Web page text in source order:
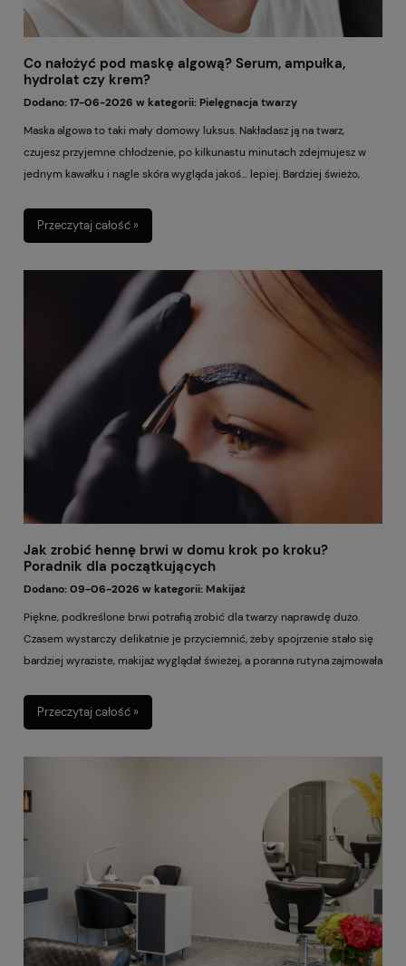
Co nałożyć pod maskę algową? Serum, ampułka,
hydrolat czy krem?
Dodano:17-06-2026 w kategorii: Pielęgnacja twarzy
Maska algowa to taki mały domowy luksus. Nakładasz ją na twarz,
czujesz przyjemne chłodzenie, po kilkunastu minutach zdejmujesz w
jednym kawałku i nagle skóra wygląda jakoś… lepiej. Bardziej świeżo,
między praniem a odpisywaniem na wiadomości. Ale jest jedno
pytanie, które pojawia się bardzo często: co właściwie nałożyć pod
Hydrolat? A może krem? Odpowiedź brzmi: to zależy od tego, czego
potrzebuje Twoja skóra. I właśnie dlatego maski algowe są takie fajne —
możesz dopasować pielęgnację pod siebie. Inaczej potraktujesz cerę
przesuszoną po zimie, inaczej skórę podrażnioną po kwasach, a jeszcze
inaczej twarz, która przed ważnym wyjściem prosi: „daj mi blask,
natychmiast”. Zobacz, co warto nakładać pod maskę algową i jak nie
przekombinować.
Przeczytaj całość »
Jak zrobić hennę brwi w domu krok po kroku?
Poradnik dla początkujących
Dodano:09-06-2026 w kategorii: Makijaż
Piękne, podkreślone brwi potrafią zrobić dla twarzy naprawdę dużo.
Czasem wystarczy delikatnie je przyciemnić, żeby spojrzenie stało się
bardziej wyraziste, makijaż wyglądał świeżej, a poranna rutyna zajmowała
świetna opcja, jeśli lubisz dbać o siebie samodzielnie i chcesz uzyskać
naturalny efekt bez codziennego sięgania po kredkę, cień czy żel. Ale —
zrobić to dobrze. Bo między pięknie podkreślonymi brwiami a efektem
„o nie, co ja zrobiłam?” czasem jest tylko kilka minut różnicy. Dlatego
przygotowałyśmy prosty poradnik krok po kroku. Bez stresu, bez
trudnych pojęć i bez presji. Zaparz sobie kawę, przygotuj lusterko i
zobacz, jak zrobić hennę brwi w domu tak, żeby efekt był estetyczny,
kobiecy i dopasowany do Twojej urody.
Przeczytaj całość »